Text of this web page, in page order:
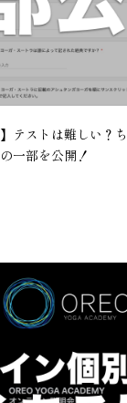
テストは難しい？
一部を公開！